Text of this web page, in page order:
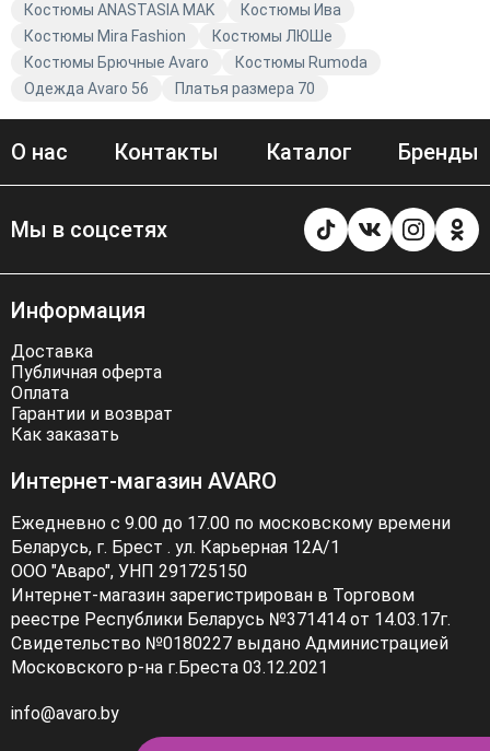
Костюмы ANASTASIA MAK
Костюмы Ива
Костюмы Mira Fashion
Костюмы ЛЮШе
Костюмы Брючные Avaro
Костюмы Rumoda
Одежда Avaro 56
Платья размера 70
О нас Контакты Каталог Бренды
Мы в соцсетях
Информация
Доставка
Публичная оферта
Оплата
Гарантии и возврат
Как заказать
Интернет-магазин AVARO
Ежедневно с 9.00 до 17.00 по московскому времени
Беларусь, г. Брест . ул. Карьерная 12А/1
ООО "Аваро", УНП 291725150
Интернет-магазин зарегистрирован в Торговом
реестре Республики Беларусь №371414 от 14.03.17г.
Свидетельство №0180227 выдано Администрацией
Московского р-на г.Бреста 03.12.2021
info@avaro.by